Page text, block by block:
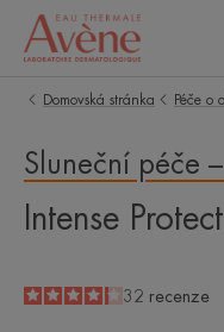
Domovská stránka Péče o
Sluneční péče
Intense
4.2
/
5
32 recenze